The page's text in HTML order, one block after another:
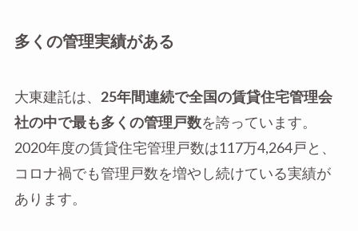
多くの管理実績がある
大東建託は、 25年間連続で全国の賃貸住宅管理会
社の中で最も多くの管理戸数を誇っています。
2020年度の賃貸住宅管理戸数は117万4,264戸と、
コロナ禍でも管理戸数を増やし続けている実績が
あります。